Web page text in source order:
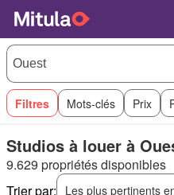
Filtres Mots-clés Prix
Studios à louer à
9.629 propriétés disponibles
Trier par:
Les plus pertinents